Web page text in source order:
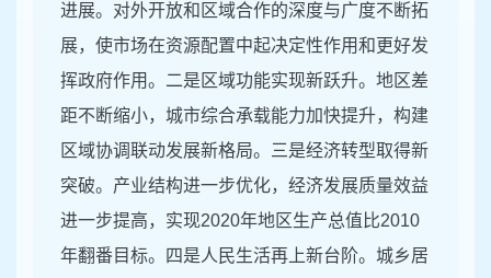
进展。对外开放和区域合作的深度与广度不断拓
展，使市场在资源配置中起决定性作用和更好发
挥政府作用。二是区域功能实现新跃升。地区差
距不断缩小，城市综合承载能力加快提升，构建
区域协调联动发展新格局。三是经济转型取得新
突破。产业结构进一步优化，经济发展质量效益
进一步提高，实现2020年地区生产总值比2010
年翻番目标。四是人民生活再上新台阶。城乡居